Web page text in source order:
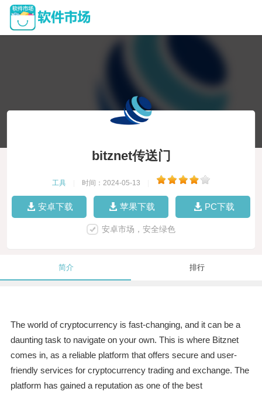
bitznet传送门
工具 时间：2024-05-13
安卓下载 苹果下载 PC下载
安卓市场，安全绿色
简介 排行
The world of cryptocurrency is fast-changing, and it can be a
daunting task to navigate on your own. This is where Bitznet
comes in, as a reliable platform that offers secure and user-
friendly services for cryptocurrency trading and exchange. The
platform has gained a reputation as one of the best